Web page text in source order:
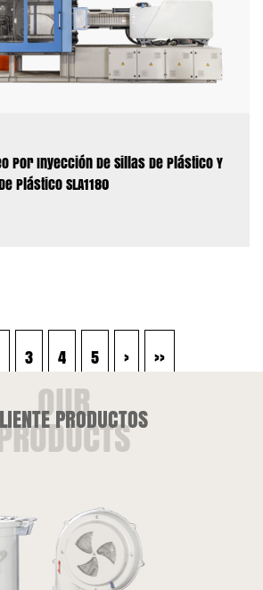
Por Inyección De Sillas De Plástico Y
Plástico SLA1180
3 4 5 › ››
PRODUCTOS